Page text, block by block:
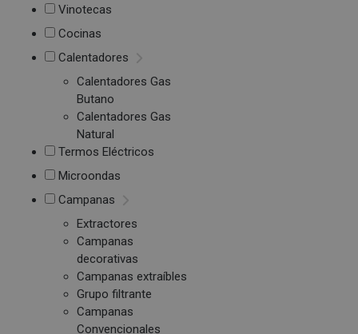
Vinotecas
Cocinas
Calentadores
Calentadores Gas
Butano
Calentadores Gas
Natural
Termos Eléctricos
Microondas
Campanas
Extractores
Campanas
decorativas
Campanas extraíbles
Grupo filtrante
Campanas
Convencionales